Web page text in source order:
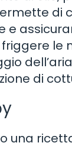
di
e
le
di
una